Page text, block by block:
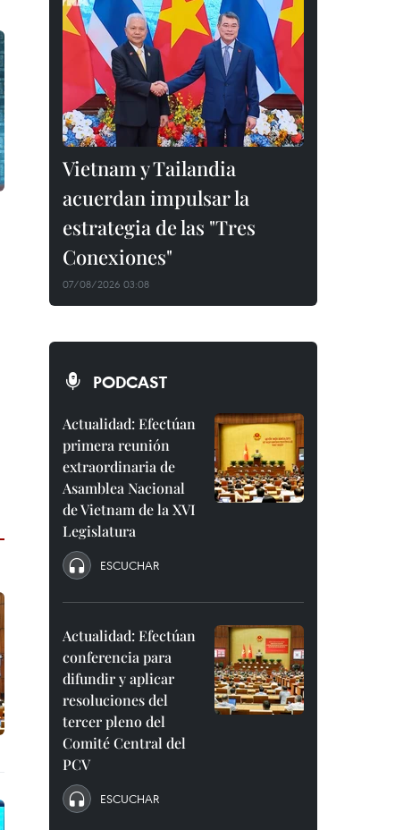
Vietnam y Tailandia
acuerdan impulsar la
estrategia de las "Tres
Conexiones"
07/08/2026 03:08
PODCAST
Actualidad: Efectúan
primera reunión
extraordinaria de
Asamblea Nacional
de Vietnam de la XVI
Legislatura
ESCUCHAR
Actualidad: Efectúan
conferencia para
difundir y aplicar
resoluciones del
tercer pleno del
Comité Central del
PCV
ESCUCHAR